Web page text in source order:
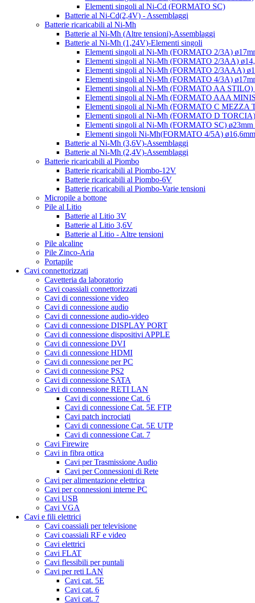
Elementi singoli al Ni-Cd (FORMATO SC)
Batterie al Ni-Cd(2,4V) - Assemblaggi
Batterie ricaricabili al Ni-Mh
Batterie al Ni-Mh (Altre tensioni)-Assemblaggi
Batterie al Ni-Mh (1,24V)-Elementi singoli
Elementi singoli al Ni-Mh (FORMATO 2/3A)
Elementi singoli al Ni-Mh (FORMATO 2/3AA)
Elementi singoli al Ni-Mh (FORMATO 2/3AAA)
Elementi singoli al Ni-Mh (FORMATO 4/3A)
Elementi singoli al Ni-Mh (FORMATO AA STILO)
Elementi singoli al Ni-Mh (FORMATO AAA
Elementi singoli al Ni-Mh (FORMATO C MEZZA
Elementi singoli al Ni-Mh (FORMATO D
Elementi singoli al Ni-Mh (FORMATO SC)
Elementi singoli Ni-Mh(FORMATO 4/5A)
Batterie al Ni-Mh (3,6V)-Assemblaggi
Batterie al Ni-Mh (2,4V)-Assemblaggi
Batterie ricaricabili al Piombo
Batterie ricaricabili al Piombo-12V
Batterie ricaricabili al Piombo-6V
Batterie ricaricabili al Piombo-Varie tensioni
Micropile a bottone
Pile al Litio
Batterie al Litio 3V
Batterie al Litio 3,6V
Batterie al Litio - Altre tensioni
Pile alcaline
Pile Zinco-Aria
Portapile
Cavi connettorizzati
Cavetteria da laboratorio
Cavi coassiali connettorizzati
Cavi di connessione video
Cavi di connessione audio
Cavi di connessione audio-video
Cavi di connessione DISPLAY PORT
Cavi di connessione dispositivi APPLE
Cavi di connessione DVI
Cavi di connessione HDMI
Cavi di connessione per PC
Cavi di connessione PS2
Cavi di connessione SATA
Cavi di connessione RETI LAN
Cavi di connessione Cat. 6
Cavi di connessione Cat. 5E FTP
Cavi patch incrociati
Cavi di connessione Cat. 5E UTP
Cavi di connessione Cat. 7
Cavi Firewire
Cavi in fibra ottica
Cavi per Trasmissione Audio
Cavi per Connessioni di Rete
Cavi per alimentazione elettrica
Cavi per connessioni interne PC
Cavi USB
Cavi VGA
Cavi e fili elettrici
Cavi coassiali per televisione
Cavi coassiali RF e video
Cavi elettrici
Cavi FLAT
Cavi flessibili per puntali
Cavi per reti LAN
Cavi cat. 5E
Cavi cat. 6
Cavi cat. 7